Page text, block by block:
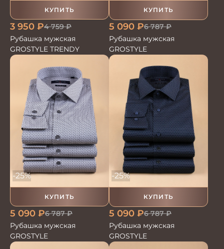
КУПИТЬ
3 950 ₽4 759₽
Рубашка мужская
GROSTYLE TRENDY
КУПИТЬ
5 090 ₽6 787₽
Рубашка мужская
GROSTYLE
КУПИТЬ
-25%
5 090 ₽6 787₽
Рубашка мужская
GROSTYLE
КУПИТЬ
-25%
5 090 ₽6 787₽
Рубашка мужская
GROSTYLE